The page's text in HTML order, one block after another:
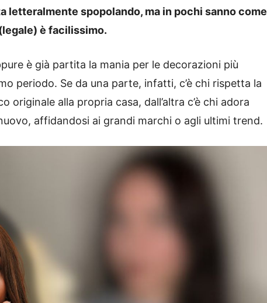
letteralmente spopolando, ma in pochi sanno come
è facilissimo.
è già partita la mania per le decorazioni più
periodo. Se da una parte, infatti, c’è chi rispetta la
originale alla propria casa, dall’altra c’è chi adora
affidandosi ai grandi marchi o agli ultimi trend.